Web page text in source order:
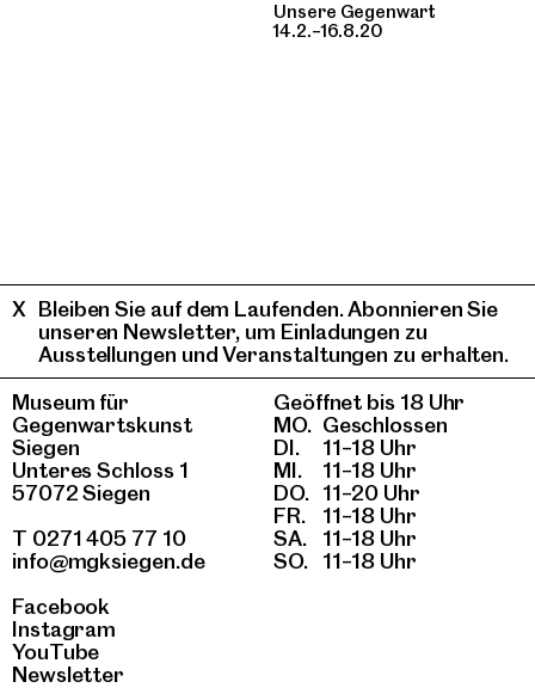
Unsere Gegenwart
14.2.–16.8.20
Museum für
Gegenwartskunst
Siegen
Unteres Schloss 1
57072 Siegen
T 0271 405 77 10
info@mgksiegen.de
Facebook
Instagram
YouTube
Newsletter
Geöffnet bis 18 Uhr
MO. Geschlossen
DI.
11–18 Uhr
MI.
11–18 Uhr
DO. 11–20 Uhr
FR.
11–18 Uhr
SA.
11–18 Uhr
SO.
11–18 Uhr
Bleiben Sie auf dem Laufenden. Abonnieren Sie
unseren Newsletter, um Einladungen zu
Ausstellungen und Veranstaltungen zu erhalten.